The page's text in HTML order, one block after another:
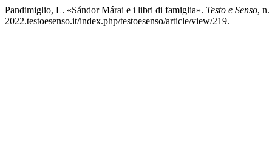
Pandimiglio, L. «Sándor Márai e i libri di famiglia». Testo e Senso,
2022.testoesenso.it/index.php/testoesenso/article/view/219.